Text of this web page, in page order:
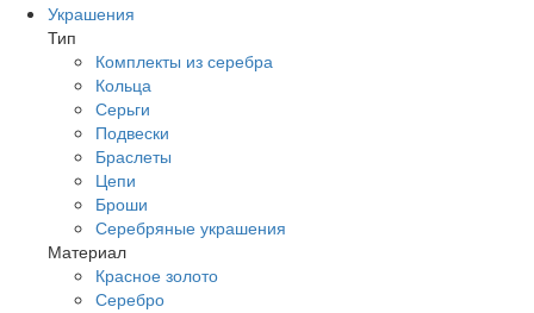
Украшения
Тип
Комплекты из серебра
Кольца
Серьги
Подвески
Браслеты
Цепи
Броши
Серебряные украшения
Материал
Красное золото
Серебро